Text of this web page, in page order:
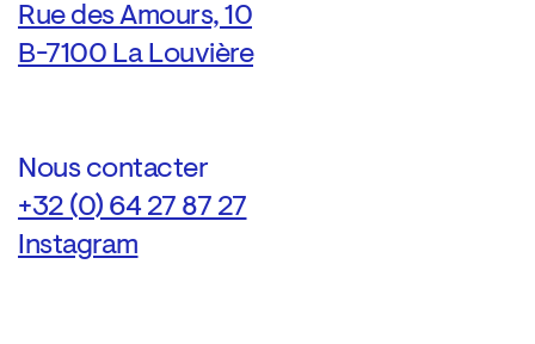
Rue des Amours, 10
B-7100 La Louvière
Nous contacter
+32 (0) 64 27 87 27
Instagram